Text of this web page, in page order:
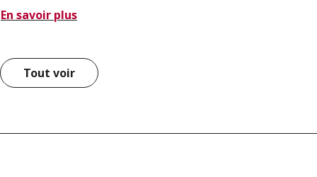
En savoir plus
Tout voir